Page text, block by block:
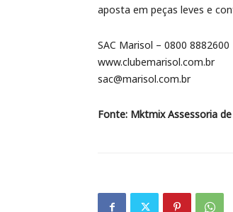
aposta em peças leves e
SAC Marisol – 0800 8882600
www.clubemarisol.com.br
sac@marisol.com.br
Fonte: Mktmix Assessoria